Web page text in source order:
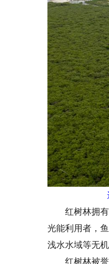
这
红树林拥有
光能利用者，
浅水水域等无
红树林被誉